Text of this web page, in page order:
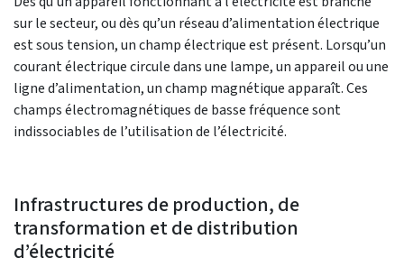
sur le secteur, ou dès qu’un réseau d’alimentation électrique
est sous tension, un champ électrique est présent. Lorsqu’un
courant électrique circule dans une lampe, un appareil ou une
ligne d’alimentation, un champ magnétique apparaît. Ces
champs électromagnétiques de basse fréquence sont
indissociables de l’utilisation de l’électricité.
Infrastructures de production, de
transformation et de distribution
d’électricité